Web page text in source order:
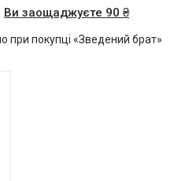
Ви заощаджуєте 90 ₴
покупці «Зведений брат»